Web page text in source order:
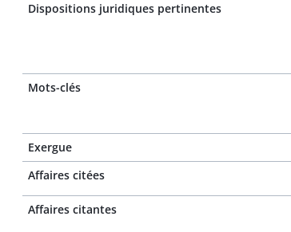
Dispositions juridiques pertinentes
Mots-clés
Exergue
Affaires citées
Affaires citantes